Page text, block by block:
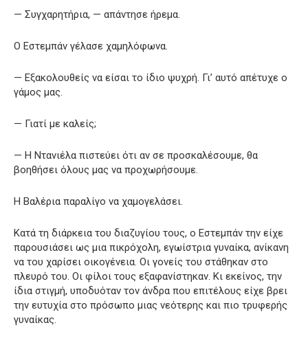
— Συγχαρητήρια, — απάντησε ήρεμα.
Ο Εστεμπάν γέλασε χαμηλόφωνα.
— Εξακολουθείς να είσαι το ίδιο ψυχρή. Γι’ αυτό απέτυχε ο
γάμος μας.
— Γιατί με καλείς;
— Η Ντανιέλα πιστεύει ότι αν σε προσκαλέσουμε, θα
βοηθήσει όλους μας να προχωρήσουμε.
Η Βαλέρια παραλίγο να χαμογελάσει.
Κατά τη διάρκεια του διαζυγίου τους, ο Εστεμπάν την είχε
παρουσιάσει ως μια πικρόχολη, εγωίστρια γυναίκα, ανίκανη
να του χαρίσει οικογένεια. Οι γονείς του στάθηκαν στο
πλευρό του. Οι φίλοι τους εξαφανίστηκαν. Κι εκείνος, την
ίδια στιγμή, υποδυόταν τον άνδρα που επιτέλους είχε βρει
την ευτυχία στο πρόσωπο μιας νεότερης και πιο τρυφερής
γυναίκας.